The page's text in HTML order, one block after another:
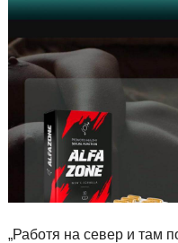
„Работя на север и там